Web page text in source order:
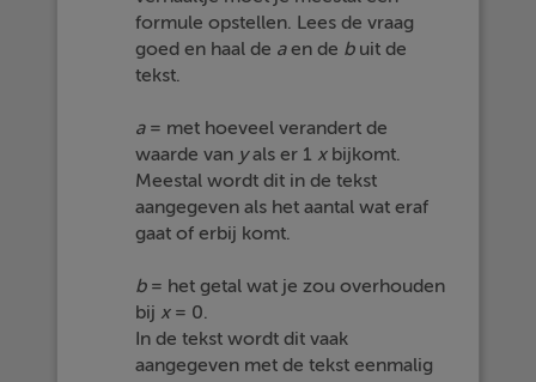
formule opstellen. Lees de vraag
goed en haal de aen de buit de
tekst.
a= met hoeveel verandert de
waarde van yals er 1 xbijkomt.
Meestal wordt dit in de tekst
aangegeven als het aantal wat eraf
gaat of erbij komt.
b= het getal wat je zou overhouden
bij x= 0.
In de tekst wordt dit vaak
aangegeven met de tekst eenmalig